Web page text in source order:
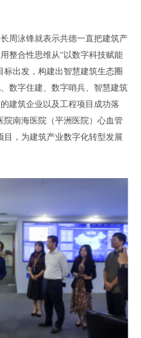
周泳锋就表示共德一直把建筑产
整合性思维从“以数字科技赋能
标出发，构建出智慧建筑生态圈
数字住建 数字哨兵
智慧建筑
的建筑企业 以及工程项目 成功落
院南海医院 （平洲医院 ） 心血管
目 ，为建筑产业数字化转型发展